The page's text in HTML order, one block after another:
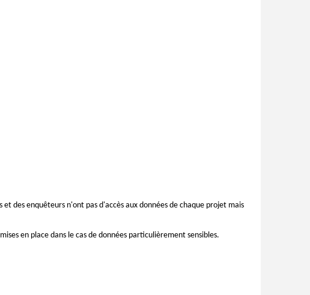
des enquêteurs n'ont pas d'accès aux données de chaque projet mais
en place dans le cas de données particulièrement sensibles.